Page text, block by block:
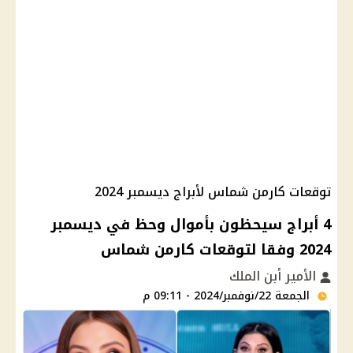
توقعات كارمن شماس لأبراج ديسمبر 2024
4 أبراج سيحظون بأموال وحظ في ديسمبر
2024 وفقا لتوقعات كارمن شماس
الأمير أبن الملك
الجمعة 22/نوفمبر/2024 - 09:11 م